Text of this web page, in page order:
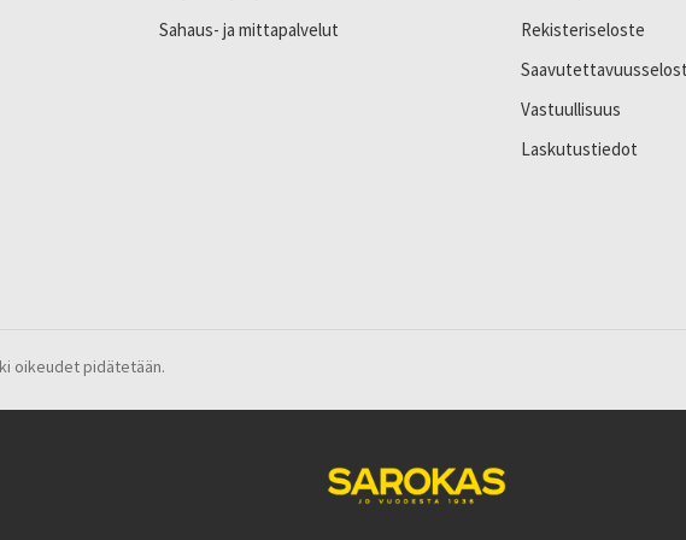
Sahaus- ja mittapalvelut
Rekisteriseloste
Vastuullisuus
Laskutustiedot
oikeudet pidätetään.